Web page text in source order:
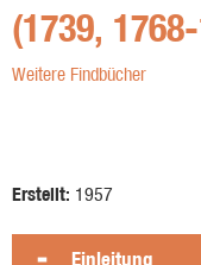
(1739,
Weitere Findbücher
Erstellt: 1957
Einleitung